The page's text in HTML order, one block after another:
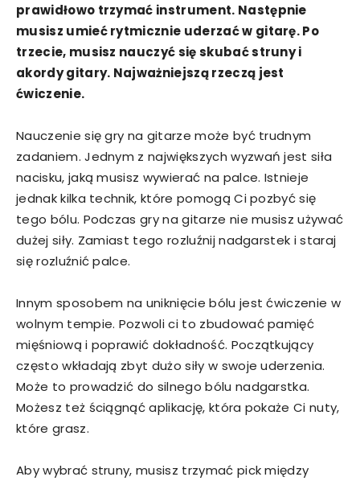
prawidłowo trzymać instrument. Następnie
musisz umieć rytmicznie uderzać w gitarę. Po
trzecie, musisz nauczyć się skubać struny i
akordy gitary. Najważniejszą rzeczą jest
ćwiczenie.
Nauczenie się gry na gitarze może być trudnym
zadaniem. Jednym z największych wyzwań jest siła
nacisku, jaką musisz wywierać na palce. Istnieje
jednak kilka technik, które pomogą Ci pozbyć się
tego bólu. Podczas gry na gitarze nie musisz używać
dużej siły. Zamiast tego rozluźnij nadgarstek i staraj
się rozluźnić palce.
Innym sposobem na uniknięcie bólu jest ćwiczenie w
wolnym tempie. Pozwoli ci to zbudować pamięć
mięśniową i poprawić dokładność. Początkujący
często wkładają zbyt dużo siły w swoje uderzenia.
Może to prowadzić do silnego bólu nadgarstka.
Możesz też ściągnąć aplikację, która pokaże Ci nuty,
które grasz.
Aby wybrać struny, musisz trzymać pick między